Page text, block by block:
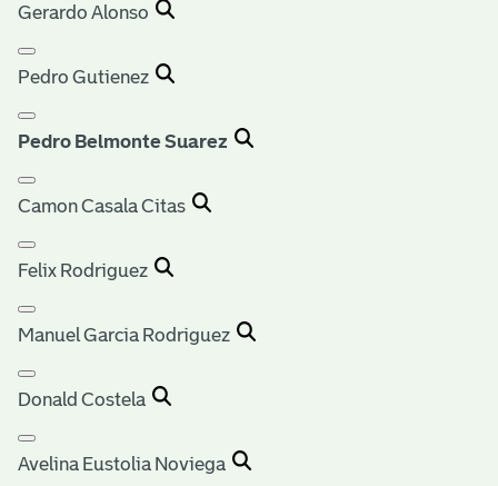
Gerardo Alonso
Pedro Gutienez
Pedro Belmonte Suarez
Camon Casala Citas
Felix Rodriguez
Manuel Garcia Rodriguez
Donald Costela
Avelina Eustolia Noviega